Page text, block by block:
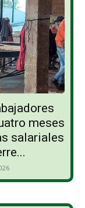
meses
salariales